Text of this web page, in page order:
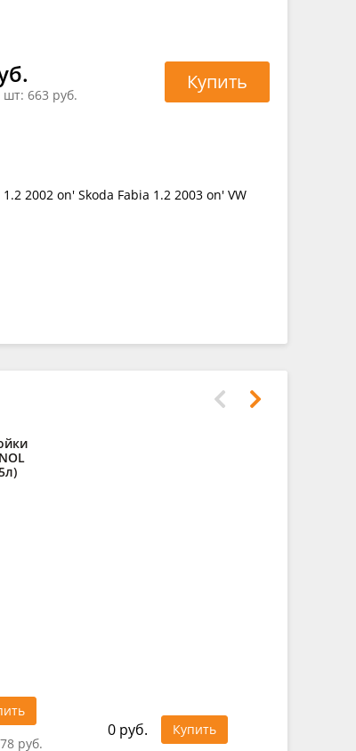
шт: 663 руб.
Купить
2002 on' Skoda Fabia 1.2 2003 on' VW
руб.
0 руб. Купить